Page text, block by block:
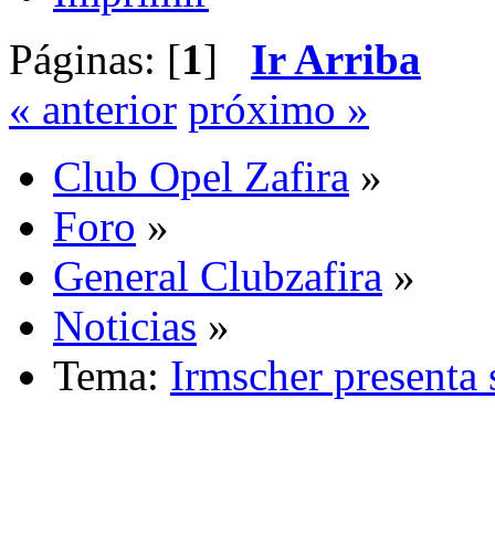
Páginas: [1] Ir Arriba
« anterior próximo »
Club Opel Zafira »
Foro »
General Clubzafira »
Noticias »
Tema: Irmscher